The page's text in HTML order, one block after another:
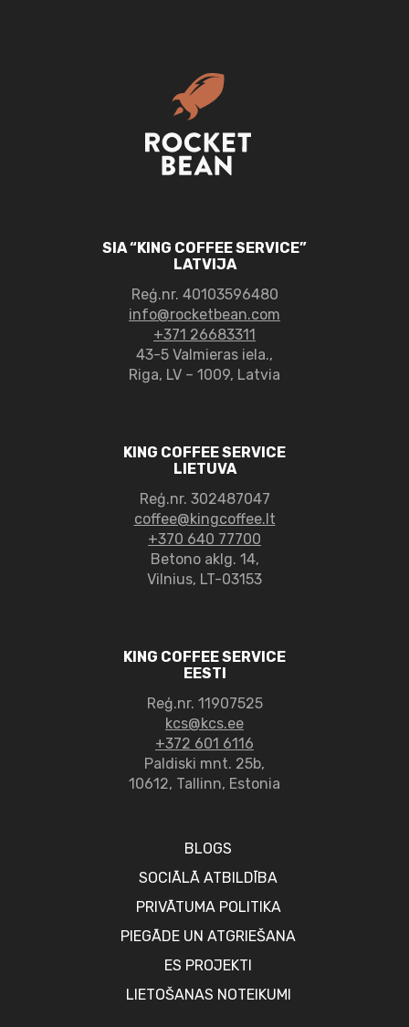
SIA “KING COFFEE SERVICE”
LATVIJA
Reģ.nr. 40103596480
info@rocketbean.com
+371 26683311
43-5 Valmieras iela.,
Riga, LV – 1009, Latvia
KING COFFEE SERVICE
LIETUVA
Reģ.nr. 302487047
coffee@kingcoffee.lt
+370 640 77700
Betono aklg. 14,
Vilnius, LT-03153
KING COFFEE SERVICE
EESTI
Reģ.nr. 11907525
kcs@kcs.ee
+372 601 6116
Paldiski mnt. 25b,
10612, Tallinn, Estonia
BLOGS
SOCIĀLĀ ATBILDĪBA
PRIVĀTUMA POLITIKA
PIEGĀDE UN ATGRIEŠANA
ES PROJEKTI
LIETOŠANAS NOTEIKUMI